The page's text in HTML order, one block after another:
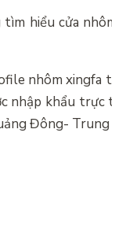
hiểu cửa
nhôm xingfa
nhập khẩu trực
Đông- Trung